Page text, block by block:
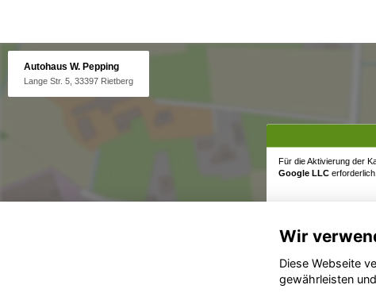
Autohaus W. Pepping
Lange Str. 5, 33397 Rietberg
Für die Aktivierung der
Google LLC erforderlich.
Wir
Diese Webseite
gewährleisten